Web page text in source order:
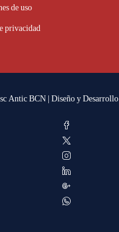
de uso
privacidad
Antic BCN | Diseño y Desarrollo